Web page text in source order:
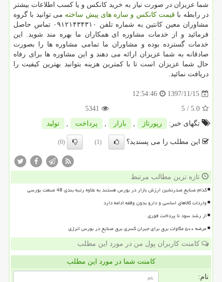
شما عزیزان در صورت نیاز به خرید کانکس و یا کسب اطلاعات بیشتر
در رابطه با قیمت کانکس و سازه های پیش ساخته می توانید با گروه
مشاوران معین کانتین به شماره تلفن ۰۹۱۲۱۴۳۴۳۱۰ تماس حاصل
فرمائید و از خدمات مشاوره ای همکاران ما بهره مند شوید. این
خدمات گسترده بوده و مشاوران ما تمامی مشاوره ها را بصورت
صادقانه به شما عزیزان ارائه می دهند و این مشاوره ها برای رفاه
حال شما عزیزان است تا با کمترین هزینه بتوانید بهترین کیفیت را
دریافت نمائید.
1397/11/15
12:54:46
5.0
/ 5
5341
تگهای خبر:
رپورتاژ , بازار , پرداخت , تولید
این مطلب را می پسندید؟ (1)
(0)
تازه ترین مطالب مرتبط
کدام صنایع صدرنشین ارزش بازار در بورس هستند به علاوه رتبه بندی 48 صنعت بورسی
واردات کالاهای اساسی و دارو بدون وقفه ادامه دارد
از رشد سود تا پرداخت فوری
عرضه ۵۰۰ مگاوات برق برای جبران کسری برق صنایع در بورس انرژی
کامنت کاربران پول من در مورد این مطلب
کامنت شما در مورد این مطلب
نام: